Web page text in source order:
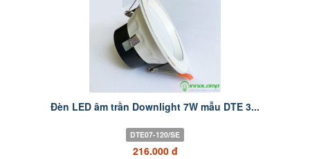
Đèn LED âm trần Downlight 7W mẫu DTE 3...
DTE07-120/SE
216.000 đ